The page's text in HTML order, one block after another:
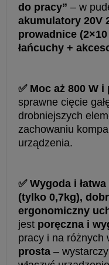
do pracy” – w
akumulatory 20V
prowadnice
łańcuchy +
✅ Moc aż 800 W
sprawne cięcie
drobniejszych
zachowaniu
urządzenia.
✅ Wygoda i
(tylko 0,7kg),
ergonomiczny
jest poręczna i
pracy i na różnych
prosta –